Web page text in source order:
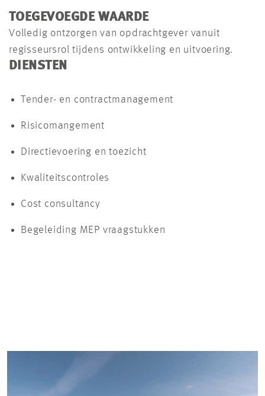
TOEGEVOEGDE WAARDE
Volledig ontzorgen van opdrachtgever vanuit
regisseursrol tijdens ontwikkeling en uitvoering.
DIENSTEN
Tender- en contractmanagement
Risicomangement
Directievoering en toezicht
Kwaliteitscontroles
Cost consultancy
Begeleiding MEP vraagstukken